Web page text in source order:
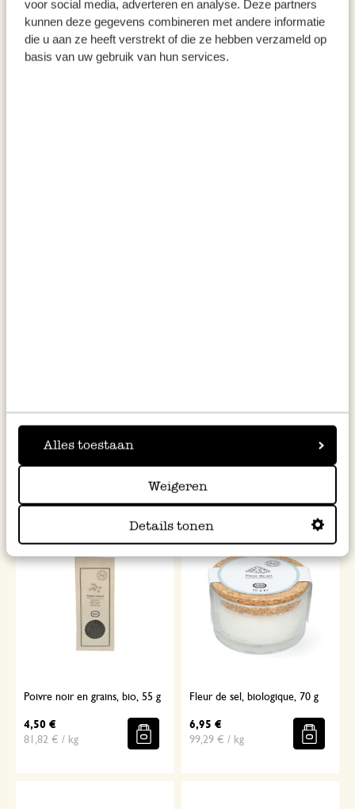
voor social media, adverteren en analyse. Deze partners
kunnen deze gegevens combineren met andere informatie
die u aan ze heeft verstrekt of die ze hebben verzameld op
basis van uw gebruik van hun services.
Alles toestaan
Weigeren
Details tonen
Épices pour pâtes, tomate et
basilic, 100 ges
4,50 €
Mélange pour aïoli, biologique,
4,95 €
99,00 € / kg
Poivre noir en grains, bio, 55 g
4,50 €
81,82 € / kg
Fleur de sel, biologique, 70 g
6,95 €
99,29 € / kg